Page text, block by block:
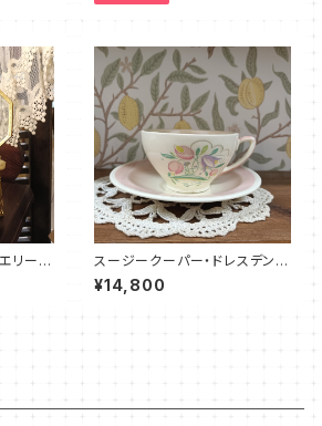
リーボ
スージークーパー・ドレスデンス
プレイ・C&S（ピンク）SCDR00
86
¥14,800